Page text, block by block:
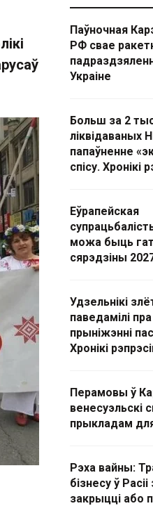
Паўночная
РФ свае
Украіне
Больш за 2
ліквідаваных
папаўненне
спісу. Хронікі
Еўрапейская
можа быць
сярэдзіны
Удзельнікі
паведамілі
прыніжэнні
Хронікі
Перамовы ў
венесуэльскі
прыкладам
Рэха вайны:
бізнесу ў
закрыцці або